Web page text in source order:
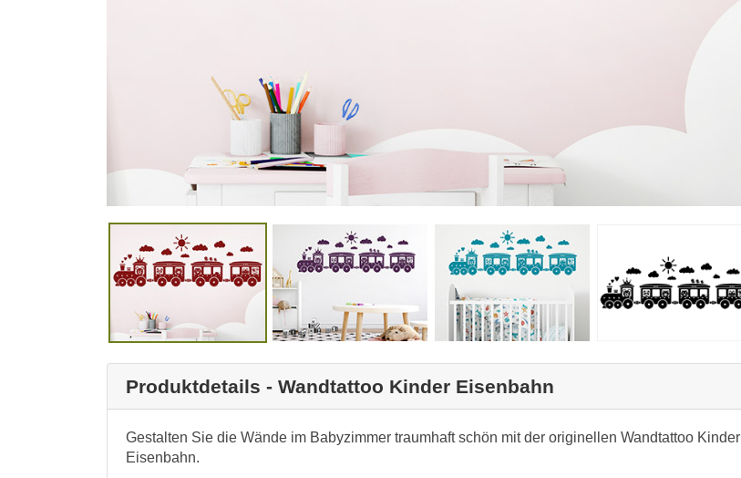
Produktdetails - Wandtattoo Kinder Eisenbahn
Gestalten Sie die Wände im Babyzimmer traumhaft schön mit der originellen Wandtattoo Kinder
Eisenbahn.